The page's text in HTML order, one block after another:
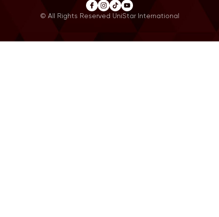
© All Rights Reserved UniStar International